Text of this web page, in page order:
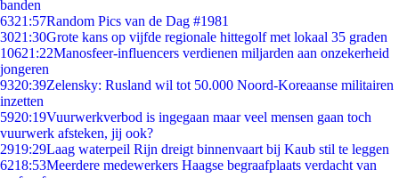
banden
6321:57Random Pics van de Dag #1981
3021:30Grote kans op vijfde regionale hittegolf met lokaal 35 graden
10621:22Manosfeer-influencers verdienen miljarden aan onzekerheid
jongeren
9320:39Zelensky: Rusland wil tot 50.000 Noord-Koreaanse militairen
inzetten
5920:19Vuurwerkverbod is ingegaan maar veel mensen gaan toch
vuurwerk afsteken, jij ook?
2919:29Laag waterpeil Rijn dreigt binnenvaart bij Kaub stil te leggen
6218:53Meerdere medewerkers Haagse begraafplaats verdacht van